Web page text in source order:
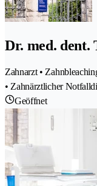
Dr. med. dent.
Zahnarzt •
• Zahnärztlicher
Geöffnet